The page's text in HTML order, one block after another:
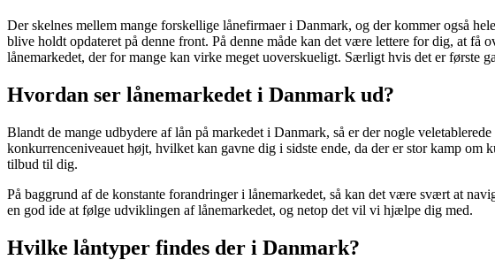
Der skelnes mellem mange forskellige lånefirmaer i Danmark, og der kommer også
blive holdt opdateret på denne front. På denne måde kan det være lettere for dig, at
lånemarkedet, der for mange kan virke meget uoverskueligt. Særligt hvis det er første
Hvordan ser lånemarkedet i Danmark ud?
Blandt de mange udbydere af lån på markedet i Danmark, så er der nogle
konkurrenceniveauet højt, hvilket kan gavne dig i sidste ende, da der er stor kamp
tilbud til dig.
På baggrund af de konstante forandringer i lånemarkedet, så kan det være svært at
en god ide at følge udviklingen af lånemarkedet, og netop det vil vi hjælpe dig med.
Hvilke låntyper findes der i Danmark?